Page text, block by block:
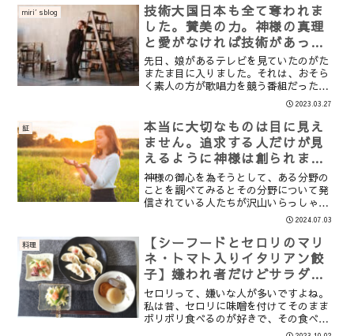
DIY、ペーパークラフト的なものなどの
工作系なども、次々と...
miri′sblog
技術大国日本も全て奪われま
した。賛美の力。神様の真理
と愛がなければ技術があって
も生き残れません。
先日、娘があるテレビを見ていたのがた
またま目に入りました。それは、おそら
く素人の方が歌唱力を競う番組だったと
思います。女性が熱心に歌っていました
ので、思わず見てしまいました。とても
お上手な方だと思います。しかし、なぜ
か虚しくなってしまったの...
2023.03.27
証
本当に大切なものは目に見え
ません。追求する人だけが見
えるように神様は創られまし
た。悟った人は今までと比べ
ものにならない人生を送るこ
とができます。
神様の御心を為そうとして、ある分野の
ことを調べてみるとその分野について発
信されている人たちが沢山いらっしゃり
ます。今の時代は容易に様々なことを学
べる時代になりました。御言葉では、人
間は神様と愛を成すことで「霊」を成長
させていくことが、私達が...
2024.07.03
料理
【シーフードとセロリのマリ
ネ・トマト入りイタリアン餃
子】嫌われ者だけどサラダの
絶妙なアクセントになるセロ
リ☆
セロリって、嫌いな人が多いですよね。
私は昔、セロリに味噌を付けてそのまま
ボリボリ食べるのが好きで、その食べ方
しか食べたことがなかったのですが、マ